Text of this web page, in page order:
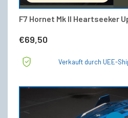
F7 Hornet Mk II Heartseeker
€69,50
Verkauft durch UEE-